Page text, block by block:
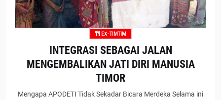
EX-TIMTIM
INTEGRASI SEBAGAI JALAN
MENGEMBALIKAN JATI DIRI MANUSIA
TIMOR
Mengapa APODETI Tidak Sekadar Bicara Merdeka Selama ini